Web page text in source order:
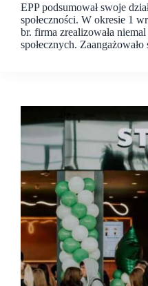
EPP podsumował swoje
społeczności. W okresie 1
br. firma zrealizowała
społecznych.